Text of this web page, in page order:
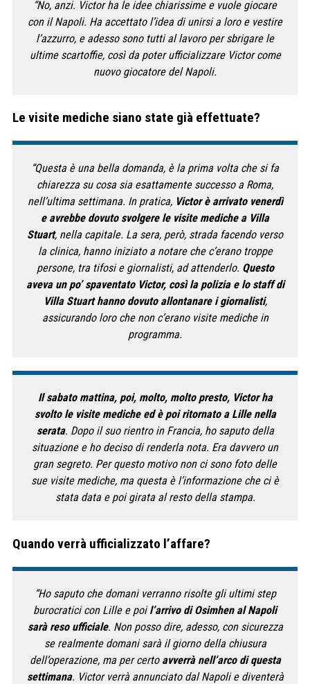
“No, anzi. Victor ha le idee chiarissime e vuole giocare
con il Napoli. Ha accettato l’idea di unirsi a loro e vestire
l’azzurro, e adesso sono tutti al lavoro per sbrigare le
ultime scartoffie, così da poter ufficializzare Victor come
nuovo giocatore del Napoli.
Le visite mediche siano state già effettuate?
“Questa è una bella domanda, è la prima volta che si fa
chiarezza su cosa sia esattamente successo a Roma,
nell’ultima settimana. In pratica, Victor è arrivato venerdì
e avrebbe dovuto svolgere le visite mediche a Villa
Stuart, nella capitale. La sera, però, strada facendo verso
la clinica, hanno iniziato a notare che c’erano troppe
persone, tra tifosi e giornalisti, ad attenderlo. Questo
aveva un po’ spaventato Victor, così la polizia e lo staff di
Villa Stuart hanno dovuto allontanare i giornalisti,
assicurando loro che non c’erano visite mediche in
programma.
Il sabato mattina, poi, molto, molto presto, Victor ha
svolto le visite mediche ed è poi ritornato a Lille nella
serata. Dopo il suo rientro in Francia, ho saputo della
situazione e ho deciso di renderla nota. Era davvero un
gran segreto. Per questo motivo non ci sono foto delle
sue visite mediche, ma questa è l’informazione che ci è
stata data e poi girata al resto della stampa.
Quando verrà ufficializzato l’affare?
“Ho saputo che domani verranno risolte gli ultimi step
burocratici con Lille e poil’arrivo di Osimhen al Napoli
sarà reso ufficiale. Non posso dire, adesso, con sicurezza
se realmente domani sarà il giorno della chiusura
dell’operazione, ma per certo avverrà nell’arco di questa
settimana. Victor verrà annunciato dal Napoli e diventerà